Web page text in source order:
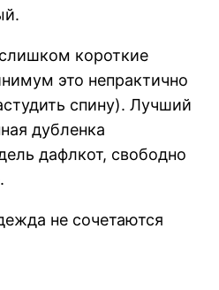
короткие
это непрактично
спину). Лучший
дубленка
дафлкот, свободно
не сочетаются